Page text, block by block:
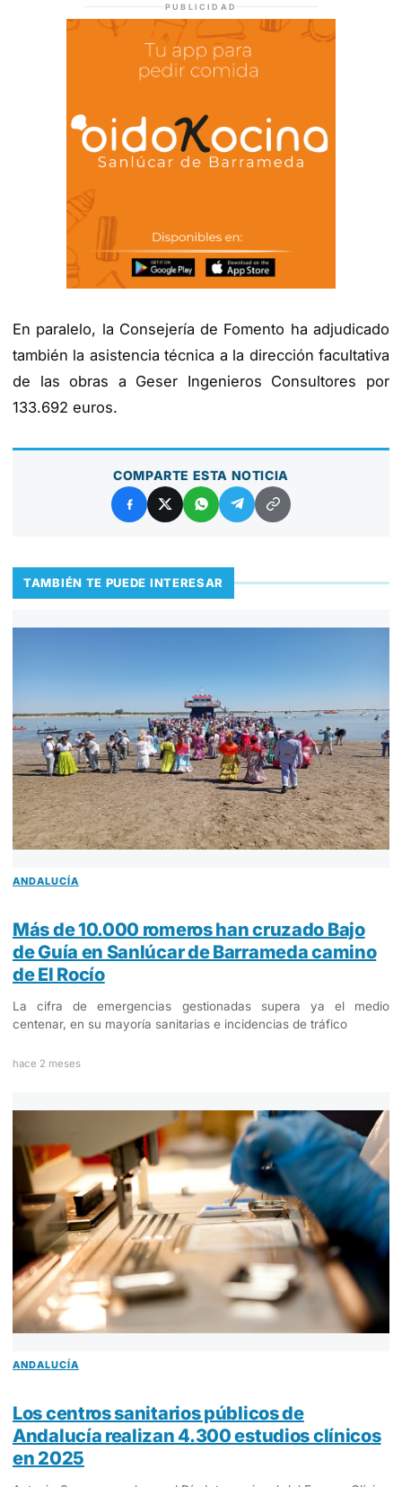
PUBLICIDAD
En paralelo, la Consejería de Fomento ha adjudicado
también la asistencia técnica a la dirección facultativa
de las obras a Geser Ingenieros Consultores por
133.692 euros.
COMPARTE ESTA NOTICIA
TAMBIÉN TE PUEDE INTERESAR
ANDALUCÍA
Más de 10.000 romeros han cruzado Bajo
de Guía en Sanlúcar de Barrameda camino
de El Rocío
La cifra de emergencias gestionadas supera ya el medio
centenar, en su mayoría sanitarias e incidencias de tráfico
hace 2 meses
ANDALUCÍA
Los centros sanitarios públicos de
Andalucía realizan 4.300 estudios clínicos
en 2025